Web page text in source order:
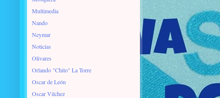
Multimedia
Nando
Neymar
Noticias
Olivares
Orlando "Chito" La Torre
Oscar de León
Oscar Vilchez